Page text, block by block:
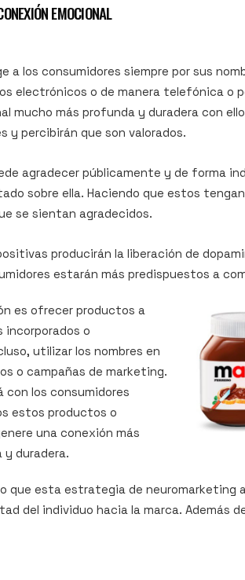
EMOCIONAL
a los consumidores siempre por sus
electrónicos o de manera telefónica o
mucho más profunda y duradera con
y percibirán que son valorados.
agradecer públicamente y de forma
sobre ella. Haciendo que estos
se sientan agradecidos.
producirán la liberación de
estarán más predispuestos a
es ofrecer productos a
incorporados o
utilizar los nombres en
o campañas de marketing.
los consumidores
estos productos o
una conexión más
y duradera.
que esta estrategia de
del individuo hacia la marca. Además